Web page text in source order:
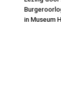
in Museum